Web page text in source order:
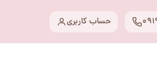
حساب کاربری